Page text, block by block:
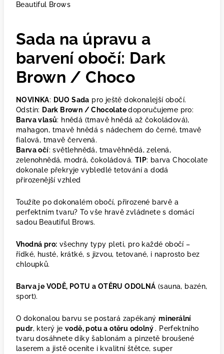
Beautiful Brows
Sada na úpravu a
barvení obočí: Dark
Brown / Choco
NOVINKA: DUO Sada pro ještě dokonalejší obočí.
Odstín: Dark Brown / Chocolatedoporučujeme pro:
Barva vlasů: hnědá (tmavě hnědá až čokoládová),
mahagon, tmavě hnědá s nádechem do černé, tmavě
fialová, tmavě červená.
Barva očí: světlehnědá, tmavěhnědá, zelená,
zelenohnědá, modrá, čokoládová. TIP: barva Chocolate
dokonale překryje vybledlé tetování a dodá
přirozenější vzhled
Toužíte po dokonalém obočí, přirozené barvě a
perfektním tvaru? To vše hravě zvládnete s domácí
sadou Beautiful Brows.
Vhodná pro: všechny typy pleti, pro každé obočí –
řídké, husté, krátké, s jizvou, tetované, i naprosto bez
chloupků.
Barva je VODĚ, POTU a OTĚRU ODOLNÁ (sauna, bazén,
sport).
O dokonalou barvu se postará zapékanýminerální
pudr, který jevodě, potu a otěru odolný . Perfektního
tvaru dosáhnete díky šablonám a pinzetě broušené
laserem a jistě oceníte i kvalitní štětce, super